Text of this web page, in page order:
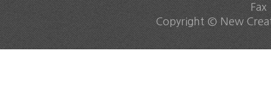
Copyright © New